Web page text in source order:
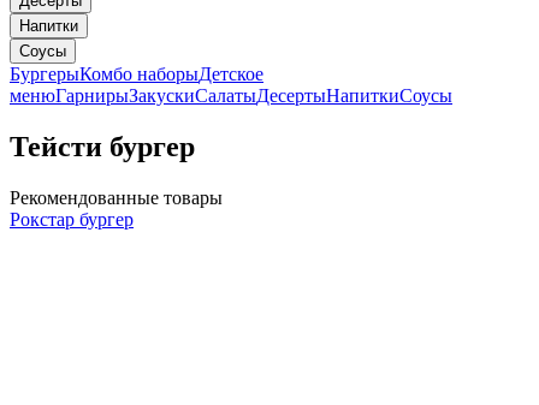
Напитки
Соусы
БургерыКомбо наборыДетское
менюГарнирыЗакускиСалатыДесертыНапиткиСоусы
Тейсти бургер
Рекомендованные товары
Рокстар бургер